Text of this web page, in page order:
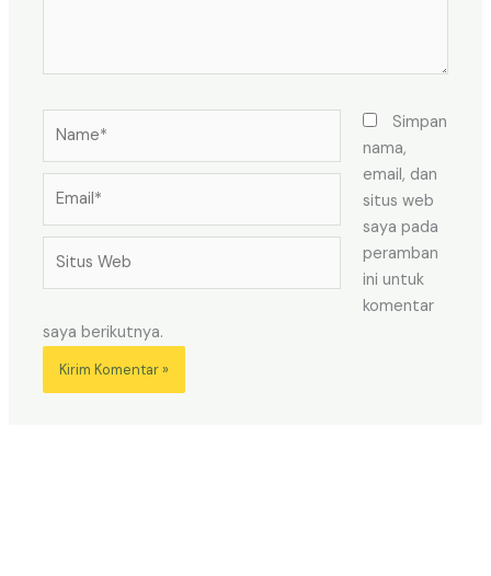
Web
Simpan
nama,
email, dan
situs web
saya pada
peramban
ini untuk
komentar
saya berikutnya.